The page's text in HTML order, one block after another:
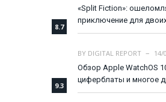
8.7
«Split Fiction»:
приключение для
9.3
BY DIGITAL REPORT
14/
Обзор Apple WatchOS
циферблаты и многое